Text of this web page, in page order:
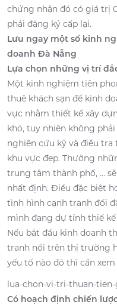
chứng nhận đó có giá trị
phải đăng ký cấp lại.
Lưu ngay một số kinh
doanh Đà Nẵng
Lựa chọn những vị trí
Một kinh nghiệm tiên
thuê khách sạn để kinh
vực nhằm thiết kế xây
khó, tuy nhiên không
nghiên cứu kỹ và điều
khu vực đẹp. Thường
trung tâm thành phố, …
nhất định. Điều đặc biệt
tình hình cạnh tranh đối
mình đang dự tính thiế kế
Nếu bắt đầu kinh doanh
tranh nổi trên thị trường
yếu tố nào đó thì cần
lua-chon-vi-tri-thuan-
Có hoạch định chiến